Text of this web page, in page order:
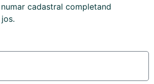
cadastral completand